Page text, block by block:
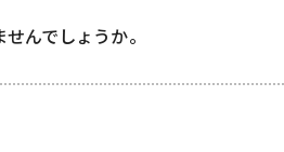
んでしょうか。